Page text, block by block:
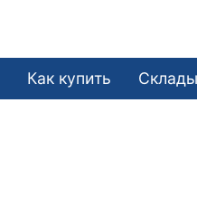
Как купить Склады